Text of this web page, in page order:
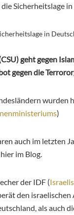
in
geht gegen
gegen die
wurden
)
auch im letzten
im Blog.
der IDF (
den
als auch